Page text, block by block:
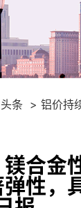
条 铝价持
合金
性，